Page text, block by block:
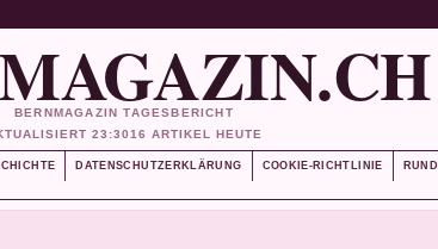
BERNMAGAZIN TAGESBERICHT
23:3016 ARTIKEL HEUTE
DATENSCHUTZERKLÄRUNG COOKIE-RICHTLINIE